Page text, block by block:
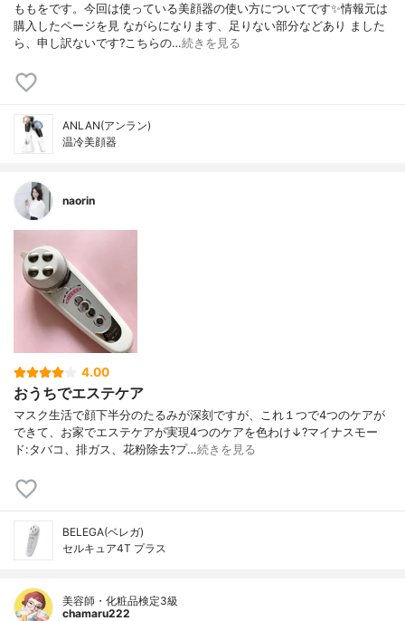
ももをです。今回は使っている美顔器の使い方についてです✨情報元は
購入したページを見 ながらになります、足りない部分などあり ました
ら、申し訳ないです?こちらの…続きを見る
ANLAN(アンラン)
温冷美顔器
naorin
4.00
おうちでエステケア
マスク生活で顔下半分のたるみが深刻ですが、これ１つで4つのケアが
できて、お家でエステケアが実現4つのケアを色わけ↓?マイナスモー
ド:タバコ、排ガス、花粉除去?プ…続きを見る
BELEGA(ベレガ)
セルキュア4T プラス
美容師・化粧品検定3級
chamaru222